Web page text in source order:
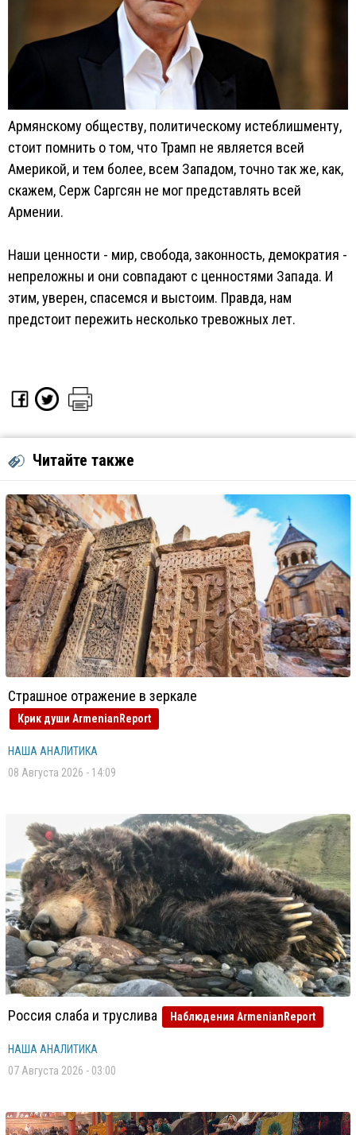
Армянскому обществу, политическому истеблишменту,
стоит помнить о том, что Трамп не является всей
Америкой, и тем более, всем Западом, точно так же, как,
скажем, Серж Саргсян не мог представлять всей
Армении.
Наши ценности - мир, свобода, законность, демократия -
непреложны и они совпадают с ценностями Запада. И
этим, уверен, спасемся и выстоим. Правда, нам
предстоит пережить несколько тревожных лет.
Читайте также
Страшное отражение в зеркале
Крик души ArmenianReport
НАША АНАЛИТИКА
08 Августа 2026 - 14:09
Россия слаба и труслива Наблюдения ArmenianReport
НАША АНАЛИТИКА
07 Августа 2026 - 03:00